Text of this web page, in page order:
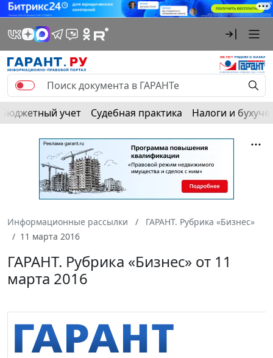
Бюджетный учет Судебная практика Налоги и
Информационные рассылки
ГАРАНТ. Рубрика «Бизнес»
11 марта 2016
ГАРАНТ. Рубрика «Бизнес» от 11
марта 2016